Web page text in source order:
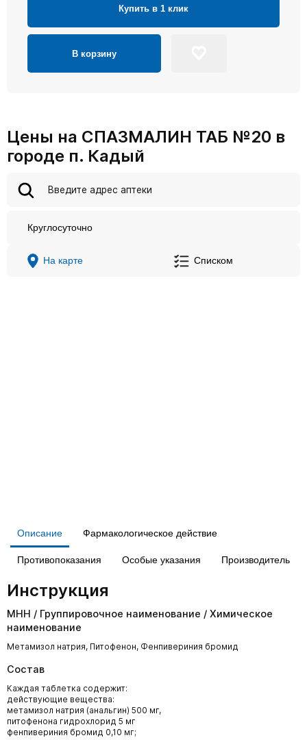
Купить в 1 клик
В корзину
Цены на СПАЗМАЛИН ТАБ №20 в
городе п. Кадый
Круглосуточно
На карте Списком
Описание Фармакологическое действие
Противопоказания Особые указания Производитель
Инструкция
МНН / Группировочное наименование / Химическое
наименование
Метамизол натрия, Питофенон, Фенпивериния бромид
Состав
Каждая таблетка содержит:
действующие вещества:
метамизол натрия (анальгин) 500 мг,
питофенона гидрохлорид 5 мг
фенпивериния бромид 0,10 мг;